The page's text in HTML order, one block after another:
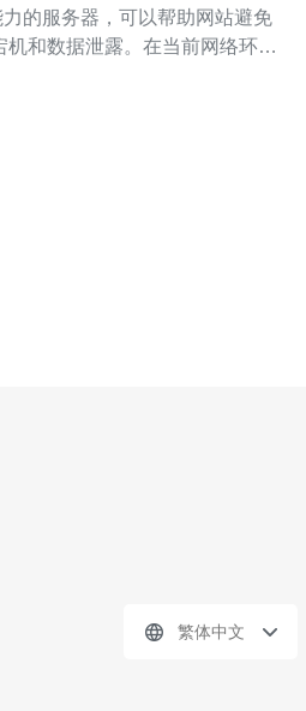
的服务器，可以帮助网站避免
机和数据泄露。在当前网络环境
选择在这里建立服务器。香港
繁体中文